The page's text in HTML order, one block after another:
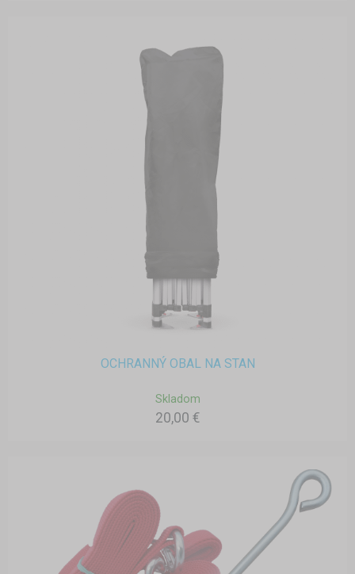
OCHRANNÝ OBAL NA STAN
Skladom
20,00 €